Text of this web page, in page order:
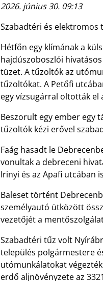
2026. június 30. 09:13
Szabadtéri és elektromos
Hétfőn egy klímának a
hajdúszoboszlói
tüzet. A tűzoltók az
tűzoltókat. A Petőfi
egy vízsugárral oltották el
Beszorult egy ember egy
tűzoltók kézi erővel
Faág hasadt le
vonultak a debreceni
Irinyi és az Apafi utcában
Baleset történt
személyautó ütközött
vezetőjét a
Szabadtéri tűz volt
település polgármestere
utómunkálatokat
erdő aljnövényzete az